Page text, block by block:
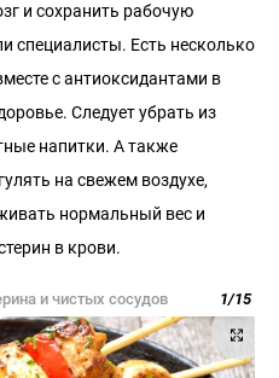
и сохранить рабочую
специалисты. Есть несколько
с антиоксидантами в
Следует убрать из
напитки. А также
на свежем воздухе,
нормальный вес и
в крови.
и чистых сосудов 1/15